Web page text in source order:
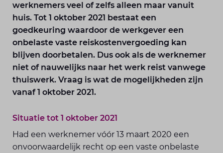
werknemers veel of zelfs alleen maar vanuit
huis. Tot 1 oktober 2021 bestaat een
goedkeuring waardoor de werkgever een
onbelaste vaste reiskostenvergoeding kan
blijven doorbetalen. Dus ook als de werknemer
niet of nauwelijks naar het werk reist vanwege
thuiswerk. Vraag is wat de mogelijkheden zijn
vanaf 1 oktober 2021.
Situatie tot 1 oktober 2021
Had een werknemer vóór 13 maart 2020 een
onvoorwaardelijk recht op een vaste onbelaste